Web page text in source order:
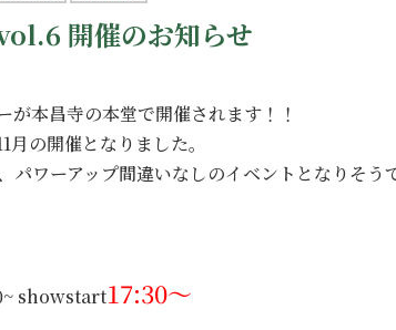
開催のお知らせ
本昌寺の本堂で開催されます！！
の開催となりました。
ワーアップ間違いなしのイベントとなりそうで
showstart17:30〜